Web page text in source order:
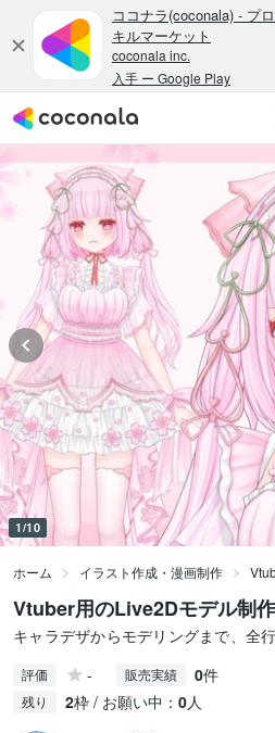
1/10
ホーム イラスト作成・漫画制作
Vtuber用のLive2Dモデル制
キャラデザからモデリングまで、全
評価 - 販売実績 0件
残り 2枠 / お願い中： 0人